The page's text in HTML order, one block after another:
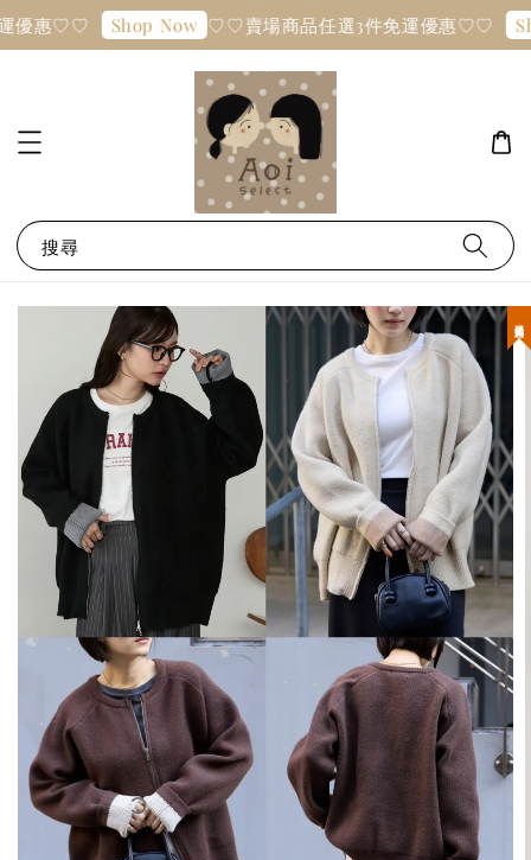
優惠♡♡ Shop Now ♡♡賣場商品任選3件免運優惠♡♡
搜尋